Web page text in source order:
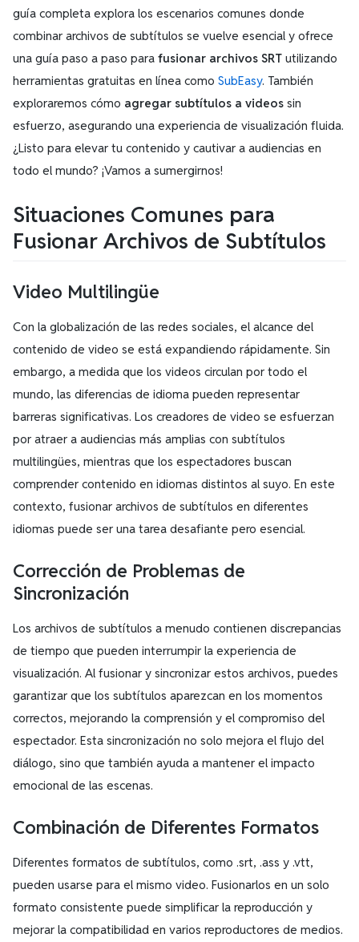
guía completa explora los escenarios comunes donde
combinar archivos de subtítulos se vuelve esencial y ofrece
una guía paso a paso para fusionar archivos SRT utilizando
herramientas gratuitas en línea como SubEasy. También
exploraremos cómo agregar subtítulos a videos sin
esfuerzo, asegurando una experiencia de visualización fluida.
¿Listo para elevar tu contenido y cautivar a audiencias en
todo el mundo? ¡Vamos a sumergirnos!
Situaciones Comunes para
Fusionar Archivos de Subtítulos
Video Multilingüe
Con la globalización de las redes sociales, el alcance del
contenido de video se está expandiendo rápidamente. Sin
embargo, a medida que los videos circulan por todo el
mundo, las diferencias de idioma pueden representar
barreras significativas. Los creadores de video se esfuerzan
por atraer a audiencias más amplias con subtítulos
multilingües, mientras que los espectadores buscan
comprender contenido en idiomas distintos al suyo. En este
contexto, fusionar archivos de subtítulos en diferentes
idiomas puede ser una tarea desafiante pero esencial.
Corrección de Problemas de
Sincronización
Los archivos de subtítulos a menudo contienen discrepancias
de tiempo que pueden interrumpir la experiencia de
visualización. Al fusionar y sincronizar estos archivos, puedes
garantizar que los subtítulos aparezcan en los momentos
correctos, mejorando la comprensión y el compromiso del
espectador. Esta sincronización no solo mejora el flujo del
diálogo, sino que también ayuda a mantener el impacto
emocional de las escenas.
Combinación de Diferentes Formatos
Diferentes formatos de subtítulos, como .srt, .ass y .vtt,
pueden usarse para el mismo video. Fusionarlos en un solo
formato consistente puede simplificar la reproducción y
mejorar la compatibilidad en varios reproductores de medios.